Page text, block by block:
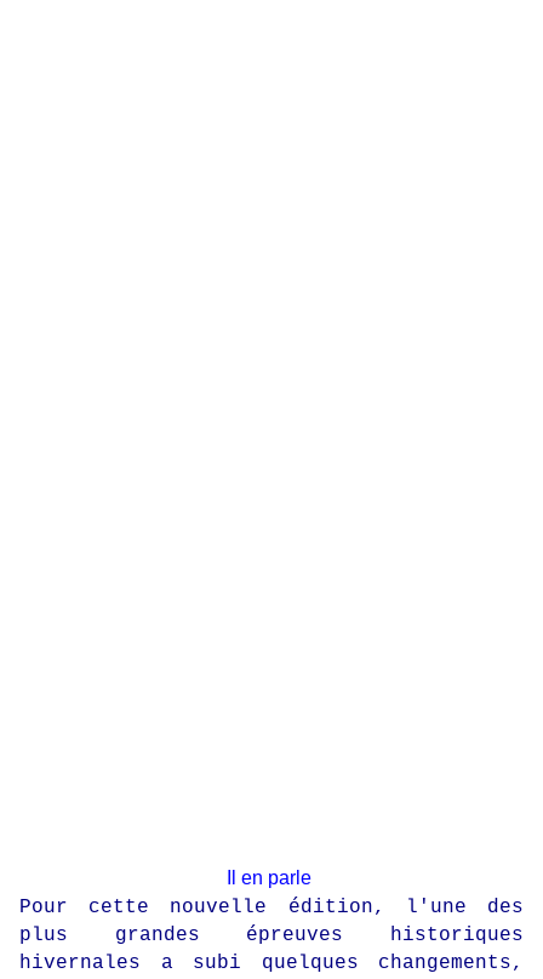
Il en parle
Pour cette nouvelle édition, l'une des
plus grandes épreuves historiques
hivernales a subi quelques changements,